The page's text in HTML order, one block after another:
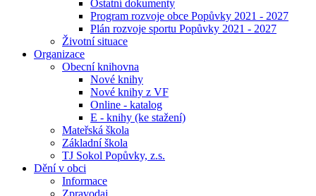
Ostatní dokumenty
Program rozvoje obce Popůvky 2021 - 2027
Plán rozvoje sportu Popůvky 2021 - 2027
Životní situace
Organizace
Obecní knihovna
Nové knihy
Nové knihy z VF
Online - katalog
E - knihy (ke stažení)
Mateřská škola
Základní škola
TJ Sokol Popůvky, z.s.
Dění v obci
Informace
Zpravodaj